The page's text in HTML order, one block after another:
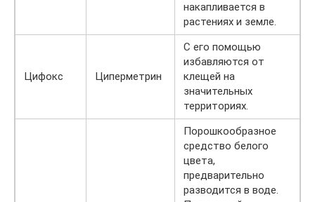
накапливается в
растениях и земле.
Цифокс Циперметрин
С его помощью
избавляются от
клещей на
значительных
территориях.
Порошкообразное
средство белого
цвета,
предварительно
разводится в воде.